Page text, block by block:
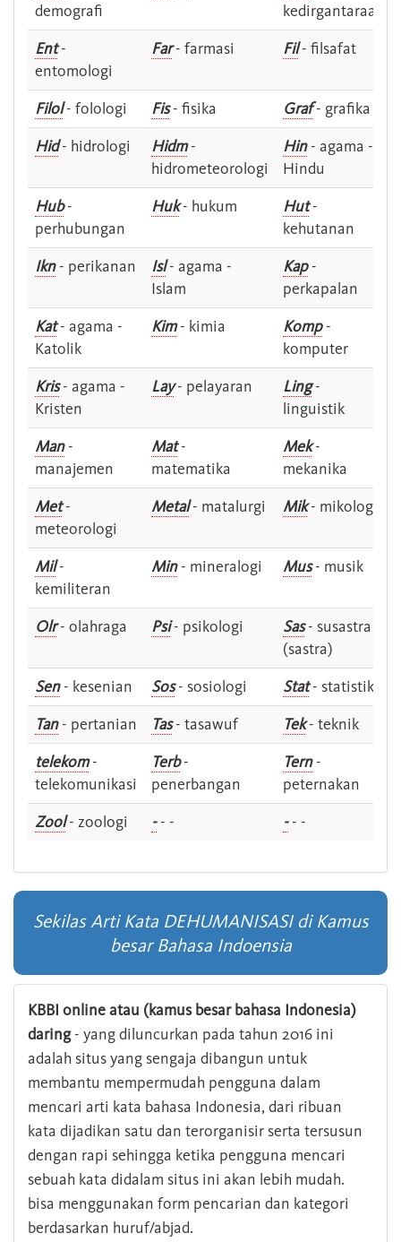
demografi
kedirgantaraan
Ent-
entomologi
Far- farmasi Fil- filsafat
Filol- folologi Fis- fisika Graf- grafika
Hid- hidrologi Hidm-
hidrometeorologi
Hin- agama -
Hindu
Hub-
perhubungan
Huk- hukum Hut-
kehutanan
Ikn- perikanan Isl- agama -
Islam
Kap-
perkapalan
Kat- agama -
Katolik
Kim- kimia Komp-
komputer
Kris- agama -
Kristen
Lay- pelayaran Ling-
linguistik
Man-
manajemen
Mat-
matematika
Mek-
mekanika
Met-
meteorologi
Metal- matalurgi Mik- mikologi
Mil-
kemiliteran
Min- mineralogi Mus- musik
Olr- olahraga Psi- psikologi Sas- susastra -
(sastra)
Sen- kesenian Sos- sosiologi Stat- statistik
Tan- pertanian Tas- tasawuf Tek- teknik
telekom-
telekomunikasi
Terb-
penerbangan
Tern-
peternakan
Zool- zoologi -- - -- -
Sekilas Arti Kata DEHUMANISASI di Kamus
besar Bahasa Indoensia
KBBI online atau (kamus besar bahasa Indonesia)
daring- yang diluncurkan pada tahun 2016 ini
adalah situs yang sengaja dibangun untuk
membantu mempermudah pengguna dalam
mencari arti kata bahasa Indonesia, dari ribuan
kata dijadikan satu dan terorganisir serta tersusun
dengan rapi sehingga ketika pengguna mencari
sebuah kata didalam situs ini akan lebih mudah.
bisa menggunakan form pencarian dan kategori
berdasarkan huruf/abjad.